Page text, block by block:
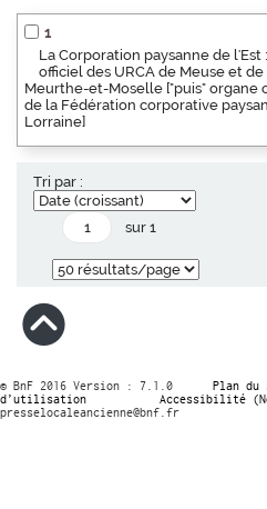
1
La Corporation paysanne de l'Est
officiel des URCA de Meuse et de
Meurthe-et-Moselle ["puis" organe
de la Fédération corporative
Lorraine]
Tri par :
sur 1
© BnF 2016 Version : 7.1.0 Plan du
d’utilisation
Accessibilité
presselocaleancienne@bnf.fr